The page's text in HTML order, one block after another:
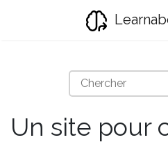
Un site pour